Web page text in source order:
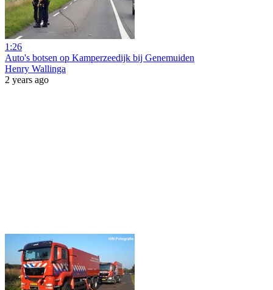
1:26
Auto's botsen op Kamperzeedijk bij Genemuiden
Henry Wallinga
2 years ago